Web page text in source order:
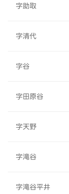
字助取
字清代
字谷
字田原谷
字天野
字滝谷
字滝谷平井